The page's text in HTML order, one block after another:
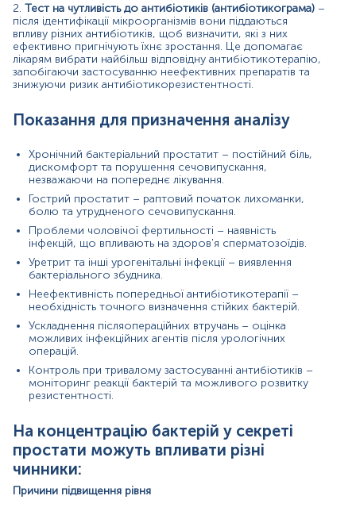
Наявність активної бактеріальної інфекції у
передміхуровій залозі.
Ослаблена імунна відповідь, що сприяє
неконтрольованому росту бактерій.
Недотримання гігієни, що сприяє розмноженню
мікроорганізмів.
залозі.
Ускладнення після урологічних маніпуляцій.
Причини зниження рівня
Ефективна антибіотикотерапія, що повністю
усунула патогенні мікроорганізми.
Сильна імунна відповідь, що пригнічує
бактеріальний ріст.
Зміни способу життя, включаючи покращення
гігієни та харчування.
Природні коливання мікробного складу.
Правильне лікування простатичних захворювань.
Покази до призначення аналізу в окремих напрямках
Мікробіологічне дослідження секрету простати має
важливе значення в різних галузях медицини:
Урологія
Діагностика та лікування простатиту.
інфекцій.
Оцінка урологічних ускладнень, пов’язаних з
Андрологія
2. Тест на чутливість до антибіотиків (антибіотикограма) –
після ідентифікації мікроорганізмів вони піддаються
впливу різних антибіотиків, щоб визначити, які з них
ефективно пригнічують їхнє зростання. Це допомагає
лікарям вибрати найбільш відповідну антибіотикотерапію,
запобігаючи застосуванню неефективних препаратів та
знижуючи ризик антибіотикорезистентності.
Показання для призначення аналізу
Хронічний бактеріальний простатит – постійний біль,
дискомфорт та порушення сечовипускання,
незважаючи на попереднє лікування.
Гострий простатит – раптовий початок лихоманки,
болю та утрудненого сечовипускання.
Проблеми чоловічої фертильності – наявність
інфекцій, що впливають на здоров'я сперматозоїдів.
Уретрит та інші урогенітальні інфекції – виявлення
бактеріального збудника.
Неефективність попередньої антибіотикотерапії –
необхідність точного визначення стійких бактерій.
Ускладнення післяопераційних втручань – оцінка
можливих інфекційних агентів після урологічних
операцій.
Контроль при тривалому застосуванні антибіотиків –
моніторинг реакції бактерій та можливого розвитку
резистентності.
На концентрацію бактерій у секреті
простати можуть впливати різні
чинники:
Причини підвищення рівня